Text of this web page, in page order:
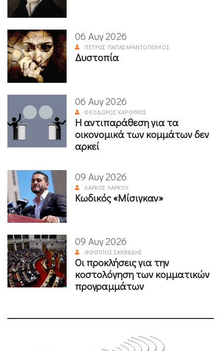
06 Αυγ 2026
ΠΈΤΡΟΣ ΠΑΠΑΣΑΡΑΝΤΌΠΟΥΛΟΣ
Δυστοπία
06 Αυγ 2026
ΘΕΌΔΩΡΟΣ ΚΑΡΟΎΝΟΣ
Η αντιπαράθεση για τα
οικονομικά των κομμάτων δεν
αρκεί
09 Αυγ 2026
ΛΆΡΚΟΣ ΛΆΡΚΟΥ
Κωδικός «Μίσιγκαν»
09 Αυγ 2026
ΦΊΛΙΠΠΟΣ ΣΑΧΙΝΊΔΗΣ
Οι προκλήσεις για την
κοστολόγηση των κομματικών
προγραμμάτων